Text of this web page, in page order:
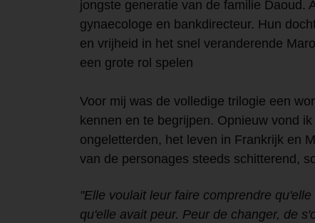
jongste generatie van de familie Daoud.
gynaecologe en bankdirecteur. Hun
en vrijheid in het snel veranderende
een grote rol spelen
Voor mij was de volledige trilogie een
kennen en te begrijpen. Opnieuw vond
ongeletterden, het leven in Frankrijk en
van de personages steeds schitterend,
"Elle voulait leur faire comprendre
qu'elle avait peur. Peur de changer, de